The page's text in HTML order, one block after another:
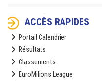
ACCÈS RAPIDES
Portail Calendrier
Résultats
Classements
EuroMilions League